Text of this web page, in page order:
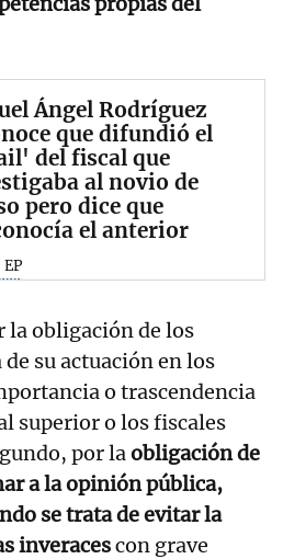
Ángel Rodríguez
que difundió el
del fiscal que
al novio de
pero dice que
el anterior
obligación de los
su actuación en los
o trascendencia
superior o los fiscales
por laobligación de
a la opinión pública,
se trata de evitar la
inveracescon grave